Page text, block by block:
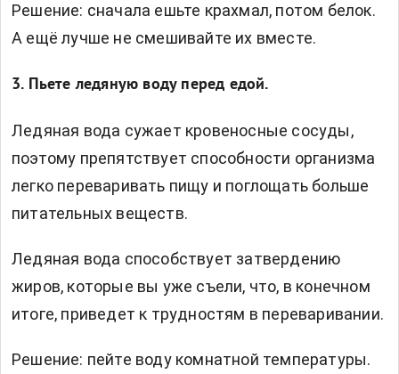
Решение: сначала ешьте крахмал, потом белок.
А ещё лучше не смешивайте их вместе.
3. Пьете ледяную воду перед едой.
Ледяная вода сужает кровеносные сосуды,
поэтому препятствует способности организма
легко переваривать пищу и поглощать больше
питательных веществ.
Ледяная вода способствует затвердению
жиров, которые вы уже съели, что, в конечном
итоге, приведет к трудностям в переваривании.
Решение: пейте воду комнатной температуры.